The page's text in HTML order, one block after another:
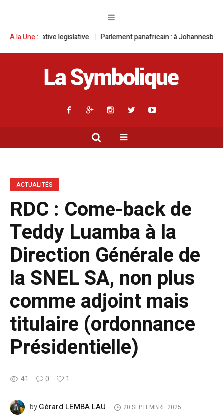
A la Une :
legislative. Parlement panafricain : à Johannesburg, Aimé Boji
ACTUALITÉS
RDC : Come-back de
Teddy Luamba à la
Direction Générale de
la SNEL SA, non plus
comme adjoint mais
titulaire (ordonnance
Présidentielle)
41 0 1
byGérard LEMBA LAU 20 SEPTEMBRE 2025